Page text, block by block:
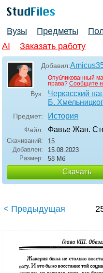
Вузы Предметы
AI
Заказать работу
Добавил:
Опубликованный
права? Сообщите
Вуз:
Черкасский
Б.
Предмет: История
Файл: Фавье Жан.
Скачиваний:
15
Добавлен:
15.08.2023
Размер:
58 Мб
Скачать
< Предыдущая